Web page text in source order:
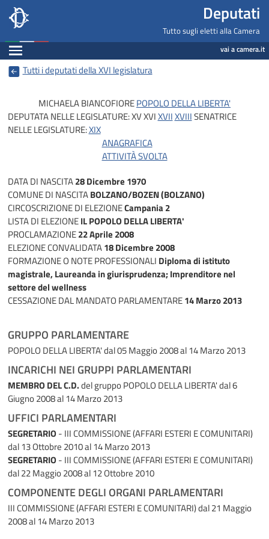
Deputati, Camera dei Deputati -
Salta al contenuto principale
Salta al menu di navigazione Deputati
Tutto sugli eletti alla Camera
Espandi vai a camera.it
Tutti i deputati della XVI legislatura
MICHAELA BIANCOFIOREPOPOLO DELLA LIBERTA'
DEPUTATA NELLE LEGISLATURE:XVXVIXVIIXVIIISENATRICE
NELLE LEGISLATURE:XIX
ANAGRAFICA
ATTIVITÀ SVOLTA
DATA DI NASCITA28 Dicembre 1970
COMUNE DI NASCITABOLZANO/BOZEN (BOLZANO)
CIRCOSCRIZIONE DI ELEZIONECampania 2
LISTA DI ELEZIONEIL POPOLO DELLA LIBERTA'
PROCLAMAZIONE22 Aprile 2008
ELEZIONE CONVALIDATA18 Dicembre 2008
FORMAZIONE O NOTE PROFESSIONALI Diploma di istituto
magistrale, Laureanda in giurisprudenza; Imprenditore nel
settore del wellness
CESSAZIONE DAL MANDATO PARLAMENTARE14 Marzo 2013
GRUPPO PARLAMENTARE
POPOLO DELLA LIBERTA'dal 05 Maggio 2008 al 14 Marzo 2013
INCARICHI NEI GRUPPI PARLAMENTARI
MEMBRO DEL C.D.del gruppo POPOLO DELLA LIBERTA'dal 6
Giugno 2008 al 14 Marzo 2013
UFFICI PARLAMENTARI
SEGRETARIO - III COMMISSIONE (AFFARI ESTERI E COMUNITARI)
dal 13 Ottobre 2010 al 14 Marzo 2013
SEGRETARIO - III COMMISSIONE (AFFARI ESTERI E COMUNITARI)
dal 22 Maggio 2008 al 12 Ottobre 2010
COMPONENTE DEGLI ORGANI PARLAMENTARI
III COMMISSIONE (AFFARI ESTERI E COMUNITARI)dal 21 Maggio
2008 al 14 Marzo 2013
Navigazione pagine di servizio
Fine pagina
Salta al contenuto principale
Salta al menu di navigazione
Vai a inizio pagina